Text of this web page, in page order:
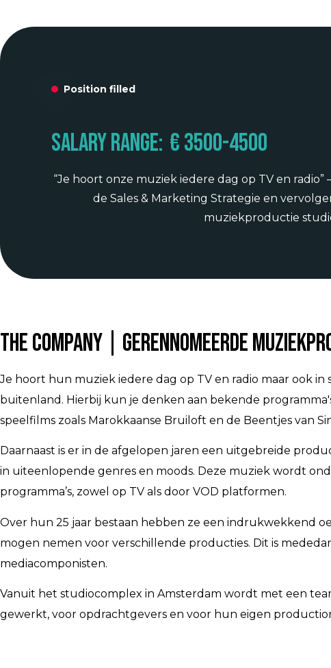
Position filled
Salary range: € 3500-4500
“Je hoort onze muziek iedere dag op TV en
de Sales & Marketing Strategie en
muziekproductie
The Company | Gerennomeerde
Je hoort hun muziek iedere dag op TV en radio maar ook
buitenland. Hierbij kun je denken aan bekende
speelfilms zoals Marokkaanse Bruiloft en de Beentjes van
Daarnaast is er in de afgelopen jaren een uitgebreide
in uiteenlopende genres en moods. Deze muziek wordt
programma’s, zowel op TV als door VOD platformen.
Over hun 25 jaar bestaan hebben ze een indrukwekkend
mogen nemen voor verschillende producties. Dit is
mediacomponisten.
Vanuit het studiocomplex in Amsterdam wordt met een
gewerkt, voor opdrachtgevers en voor hun eigen